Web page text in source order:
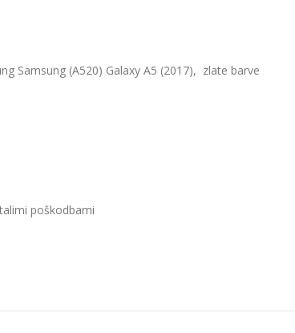
Samsung (A520) Galaxy A5 (2017), zlate barve
poškodbami